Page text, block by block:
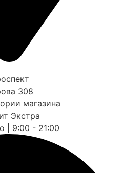
308
магазина
Экстра
| 9:00 - 21:00